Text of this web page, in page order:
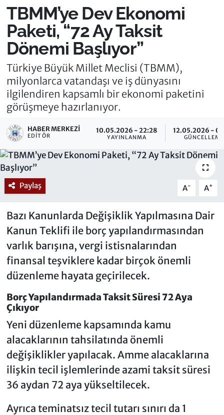
TBMM’ye Dev Ekonomi
Paketi, “72 Ay Taksit
Dönemi Başlıyor”
Türkiye Büyük Millet Meclisi (TBMM),
milyonlarca vatandaşı ve iş dünyasını
ilgilendiren kapsamlı bir ekonomi paketini
görüşmeye hazırlanıyor.
HABER MERKEZI
EDITÖR
10.05.2026 - 22:28
YAYINLANMA
12.05.2026 -
GÜNCELLEME
Paylaş A- A+
Bazı Kanunlarda Değişiklik Yapılmasına Dair
Kanun Teklifi ile borç yapılandırmasından
varlık barışına, vergi istisnalarından
finansal teşviklere kadar birçok önemli
düzenleme hayata geçirilecek.
Borç Yapılandırmada Taksit Süresi 72 Aya
Çıkıyor
Yeni düzenleme kapsamında kamu
alacaklarının tahsilatında önemli
değişiklikler yapılacak. Amme alacaklarına
ilişkin tecil işlemlerinde azami taksit süresi
36 aydan 72 aya yükseltilecek.
Ayrıca teminatsız tecil tutarı sınırı da 1